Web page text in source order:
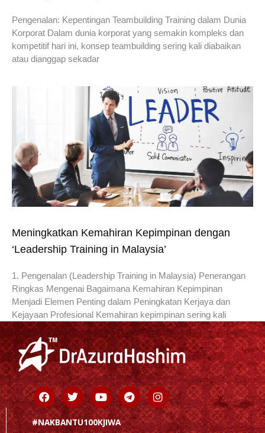
Pengenalan: Kepentingan Teambuilding Training dalam Dunia
Korporat Dalam dunia korporat yang semakin kompleks dan
kompetitif hari ini, konsep teambuilding sering kali diabaikan
atau dianggap sekadar
Meningkatkan Kemahiran Kepimpinan dengan
‘Leadership Training in Malaysia’
1. Pengenalan (Leadership Training in Malaysia) Penerangan
Ringkas Mengenai Bagaimana Kemahiran Kepimpinan
Menjadi Elemen Penting dalam Peningkatan Kerjaya dan
Kejayaan Profesional Kemahiran kepimpinan sering kali
Facebook
TwitterYoutubeTelegramInstagram
#NAKBANTU100KJIWA